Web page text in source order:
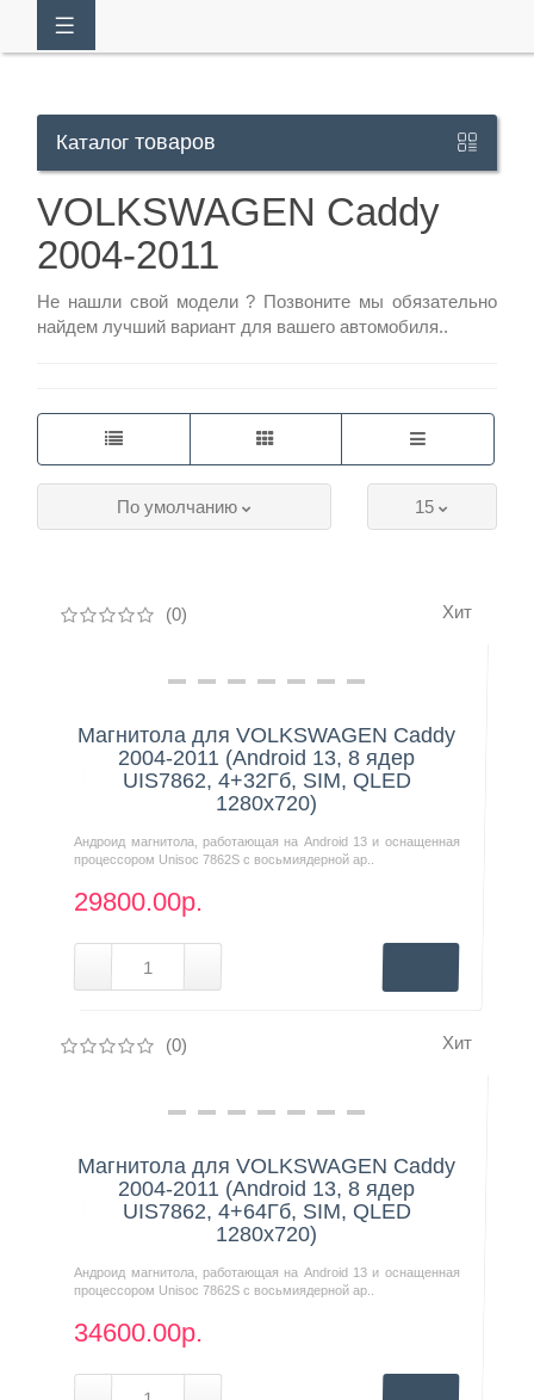
113-
Режим
Контакты
Каталог товаров
VOLKSWAGEN Caddy
2004-2011
Не нашли свой модели ? Позвоните мы обязательно
найдем лучший вариант для вашего автомобиля..
15
По умолчанию
(0) Хит
Нашли дешевле?
Магнитола для VOLKSWAGEN Caddy
2004-2011 (Android 13, 8 ядер
UIS7862, 4+32Гб, SIM, QLED
1280x720)
Андроид магнитола, работающая на Android 13 и оснащенная
процессором Unisoc 7862S с восьмиядерной ар..
29800.00р.
(0) Хит
Нашли дешевле?
Магнитола для VOLKSWAGEN Caddy
2004-2011 (Android 13, 8 ядер
UIS7862, 4+64Гб, SIM, QLED
1280x720)
Андроид магнитола, работающая на Android 13 и оснащенная
процессором Unisoc 7862S с восьмиядерной ар..
34600.00р.